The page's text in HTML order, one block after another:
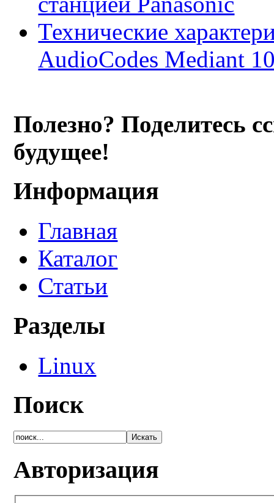
Технические
AudioCodes Mediant
Полезно? Поделитесь
будущее!
Информация
Главная
Каталог
Статьи
Разделы
Linux
Поиск
Авторизация